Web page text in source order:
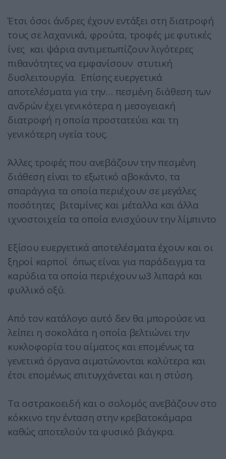
Έτσι όσοι άνδρες έχουν εντάξει στη διατροφή
τους σε λαχανικά, φρούτα, τροφές με φυτικές
ίνες και ψάρια αντιμετωπίζουν λιγότερες
πιθανότητες να εμφανίσουν στυτική
δυσλειτουργία. Επίσης ευεργετικά
αποτελέσματα για την… πεσμένη διάθεση των
ανδρών έχει γενικότερα η μεσογειακή
διατροφή η οποία προστατεύει και τη
γενικότερη υγεία τους.
Άλλες τροφές που ανεβάζουν την πεσμένη
διάθεση είναι το εξωτικό αβοκάντο, τα
σπαράγγια τα οποία περιέχουν σε μεγάλες
ποσότητες βιταμίνες και μέταλλα και άλλα
ιχνοστοιχεία τα οποία ενισχύουν την λίμπιντο
Εξίσου ευεργετικά αποτελέσματα έχουν και οι
ξηροί καρποί όπως είναι για παράδειγμα τα
καρύδια τα οποία περιέχουν ω3 λιπαρά και
φυλλικό οξύ.
Από τον κατάλογο αυτό δεν θα μπορούσε να
λείπει η σοκολάτα η οποία βελτιώνει την
κυκλοφορία του αίματος και επομένως τα
γενετικά όργανα αιματώνονται καλύτερα και
έτσι επομένως επιτυγχάνεται και η στύση.
Τα οστρακοειδή και ο σολομός ανεβάζουν στο
κόκκινο την ένταση στην κρεβατοκάμαρα
καθώς αποτελούν τα φυσικό βιάγκρα.